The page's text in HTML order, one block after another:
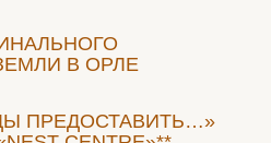
В ОРЛЕ
ПРЕДОСТАВИТЬ…»